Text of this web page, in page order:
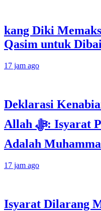
kang Diki
Qasim untuk
17 jam ago
Deklarasi
Allah ﷻ: Isyarat Penegasan Al Mahdi
Adalah
17 jam ago
Isyarat Dilarang